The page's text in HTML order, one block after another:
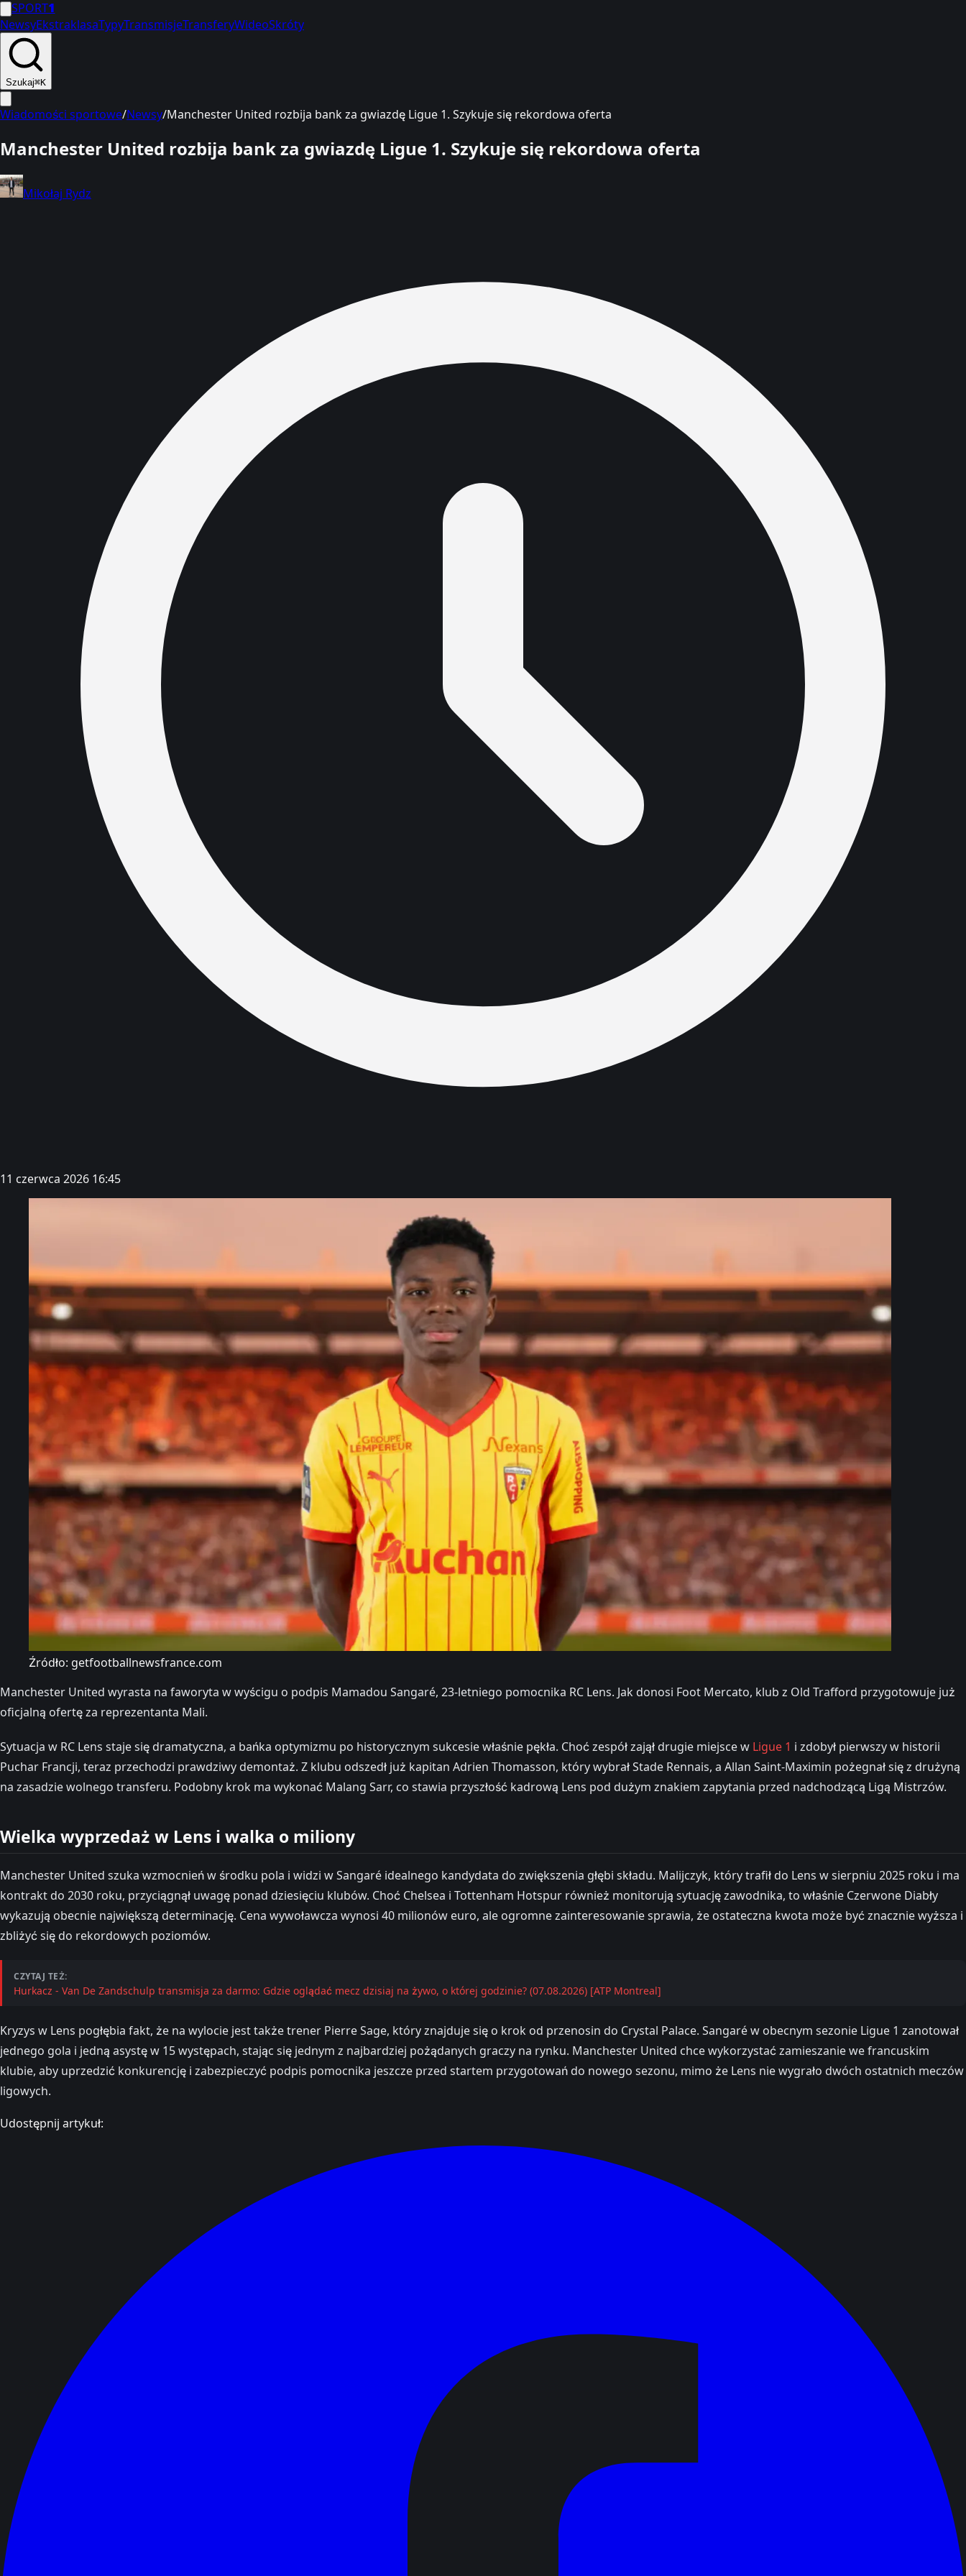
SPORT1
NewsyEkstraklasaTypyTransmisjeTransferyWideoSkróty
Szukaj⌘K
Wiadomości sportowe/Newsy/Manchester United rozbija bank za gwiazdę Ligue 1. Szykuje się rekordowa oferta
Manchester United rozbija bank za gwiazdę Ligue 1. Szykuje się rekordowa oferta
Mikołaj Rydz
11 czerwca 2026 16:45
Źródło: getfootballnewsfrance.com
Manchester United wyrasta na faworyta w wyścigu o podpis Mamadou Sangaré, 23-letniego pomocnika RC Lens. Jak donosi Foot Mercato, klub z Old Trafford przygotowuje już
oficjalną ofertę za reprezentanta Mali.
Sytuacja w RC Lens staje się dramatyczna, a bańka optymizmu po historycznym sukcesie właśnie pękła. Choć zespół zajął drugie miejsce w Ligue 1 i zdobył pierwszy w historii
Puchar Francji, teraz przechodzi prawdziwy demontaż. Z klubu odszedł już kapitan Adrien Thomasson, który wybrał Stade Rennais, a Allan Saint-Maximin pożegnał się z drużyną
na zasadzie wolnego transferu. Podobny krok ma wykonać Malang Sarr, co stawia przyszłość kadrową Lens pod dużym znakiem zapytania przed nadchodzącą Ligą Mistrzów.
Wielka wyprzedaż w Lens i walka o miliony
Manchester United szuka wzmocnień w środku pola i widzi w Sangaré idealnego kandydata do zwiększenia głębi składu. Malijczyk, który trafił do Lens w sierpniu 2025 roku i ma
kontrakt do 2030 roku, przyciągnął uwagę ponad dziesięciu klubów. Choć Chelsea i Tottenham Hotspur również monitorują sytuację zawodnika, to właśnie Czerwone Diabły
wykazują obecnie największą determinację. Cena wywoławcza wynosi 40 milionów euro, ale ogromne zainteresowanie sprawia, że ostateczna kwota może być znacznie wyższa i
zbliżyć się do rekordowych poziomów.
CZYTAJ TEŻ:
Hurkacz - Van De Zandschulp transmisja za darmo: Gdzie oglądać mecz dzisiaj na żywo, o której godzinie? (07.08.2026) [ATP Montreal]
Kryzys w Lens pogłębia fakt, że na wylocie jest także trener Pierre Sage, który znajduje się o krok od przenosin do Crystal Palace. Sangaré w obecnym sezonie Ligue 1 zanotował
jednego gola i jedną asystę w 15 występach, stając się jednym z najbardziej pożądanych graczy na rynku. Manchester United chce wykorzystać zamieszanie we francuskim
klubie, aby uprzedzić konkurencję i zabezpieczyć podpis pomocnika jeszcze przed startem przygotowań do nowego sezonu, mimo że Lens nie wygrało dwóch ostatnich meczów
ligowych.
Udostępnij artykuł: